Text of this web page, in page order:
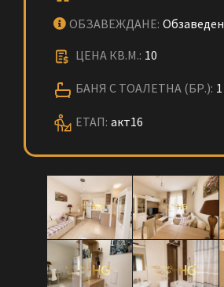
ОБЗАВЕЖДАНЕ: Обзаведен
ЦЕНА КВ.М.: 10
БАНЯ С ТОАЛЕТНА (БР.): 1
ЕТАП: акт16